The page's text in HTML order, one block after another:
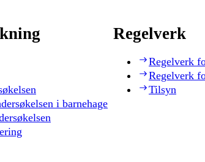
i barnehage
Regelverk
Regelverk
Regelverk
Tilsyn